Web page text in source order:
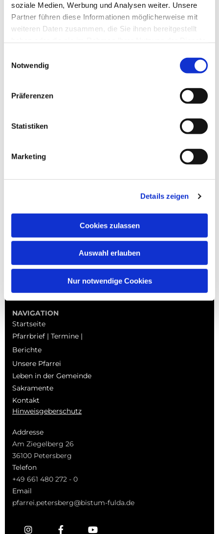
soziale Medien, Werbung und Analysen weiter. Unsere
Partner führen diese Informationen möglicherweise mit
weiteren Daten zusammen, die Sie ihnen bereitgestellt
Notwendig
Präferenzen
Statistiken
Marketing
Details zeigen
Cookies zulassen
Auswahl erlauben
Nur notwendige Cookies
Dies könnte Sie auch
interessieren
NAVIGATION
Startseite
Pfarrbrief | Termine |
Berichte
Unsere Pfarrei
Leben in der Gemeinde
Sakramente
Kontakt
Hinweisgeberschutz
Addresse
Am Ziegelberg 26
36100 Petersberg
Telefon
+49 661 480 272 - 0
Email
pfarrei.petersberg@bistum-fulda.de